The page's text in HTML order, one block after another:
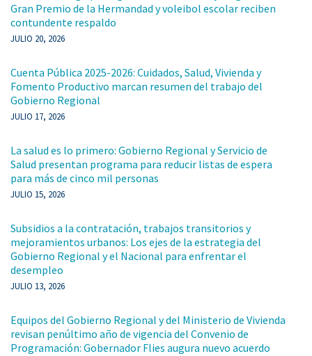
Gran Premio de la Hermandad y voleibol escolar reciben
contundente respaldo
JULIO 20, 2026
Cuenta Pública 2025-2026: Cuidados, Salud, Vivienda y
Fomento Productivo marcan resumen del trabajo del
Gobierno Regional
JULIO 17, 2026
La salud es lo primero: Gobierno Regional y Servicio de
Salud presentan programa para reducir listas de espera
para más de cinco mil personas
JULIO 15, 2026
Subsidios a la contratación, trabajos transitorios y
mejoramientos urbanos: Los ejes de la estrategia del
Gobierno Regional y el Nacional para enfrentar el
desempleo
JULIO 13, 2026
Equipos del Gobierno Regional y del Ministerio de Vivienda
revisan penúltimo año de vigencia del Convenio de
Programación: Gobernador Flies augura nuevo acuerdo